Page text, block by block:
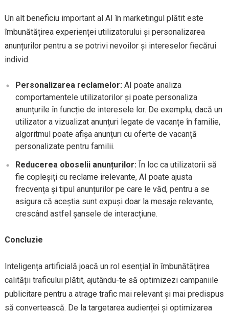
Un alt beneficiu important al AI în marketingul plătit este
îmbunătățirea experienței utilizatorului și personalizarea
anunțurilor pentru a se potrivi nevoilor și intereselor fiecărui
individ.
Personalizarea reclamelor: AI poate analiza
comportamentele utilizatorilor și poate personaliza
anunțurile în funcție de interesele lor. De exemplu, dacă un
utilizator a vizualizat anunțuri legate de vacanțe în familie,
algoritmul poate afișa anunțuri cu oferte de vacanță
personalizate pentru familii.
Reducerea oboselii anunțurilor: În loc ca utilizatorii să
fie copleșiți cu reclame irelevante, AI poate ajusta
frecvența și tipul anunțurilor pe care le văd, pentru a se
asigura că aceștia sunt expuși doar la mesaje relevante,
crescând astfel șansele de interacțiune.
Concluzie
Inteligența artificială joacă un rol esențial în îmbunătățirea
calității traficului plătit, ajutându-te să optimizezi campaniile
publicitare pentru a atrage trafic mai relevant și mai predispus
să convertească. De la targetarea audienței și optimizarea